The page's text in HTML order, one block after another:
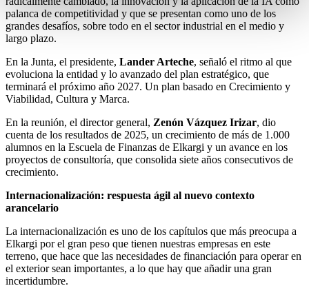
palanca de competitividad y que se presentan como uno de los
grandes desafíos, sobre todo en el sector industrial en el medio y
largo plazo.
En la Junta, el presidente, Lander Arteche, señaló el ritmo al que
evoluciona la entidad y lo avanzado del plan estratégico, que
terminará el próximo año 2027. Un plan basado en Crecimiento y
Viabilidad, Cultura y Marca.
En la reunión, el director general, Zenón Vázquez Irizar, dio
cuenta de los resultados de 2025, un crecimiento de más de 1.000
alumnos en la Escuela de Finanzas de Elkargi y un avance en los
proyectos de consultoría, que consolida siete años consecutivos de
crecimiento.
Internacionalización: respuesta ágil al nuevo contexto
arancelario
La internacionalización es uno de los capítulos que más preocupa a
Elkargi por el gran peso que tienen nuestras empresas en este
terreno, que hace que las necesidades de financiación para operar en
el exterior sean importantes, a lo que hay que añadir una gran
incertidumbre.